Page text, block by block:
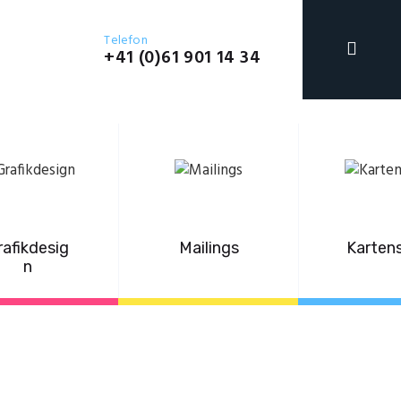
Telefon
+41 (0)61 901 14 34
n
Mailings